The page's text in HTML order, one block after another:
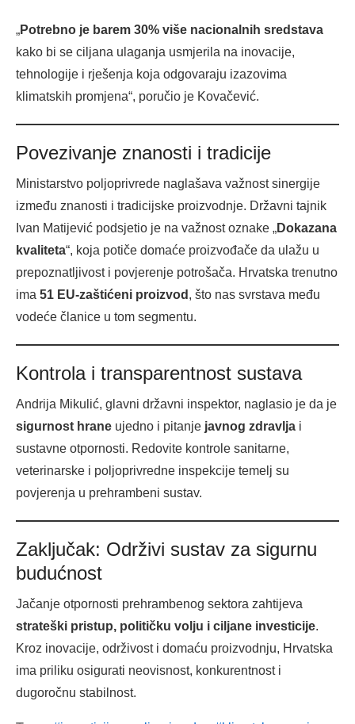
„Potrebno je barem 30% više nacionalnih sredstava
kako bi se ciljana ulaganja usmjerila na inovacije,
tehnologije i rješenja koja odgovaraju izazovima
klimatskih promjena“, poručio je Kovačević.
Povezivanje znanosti i tradicije
Ministarstvo poljoprivrede naglašava važnost sinergije
između znanosti i tradicijske proizvodnje. Državni tajnik
Ivan Matijević podsjetio je na važnost oznake „Dokazana
kvaliteta“, koja potiče domaće proizvođače da ulažu u
prepoznatljivost i povjerenje potrošača. Hrvatska trenutno
ima 51 EU-zaštićeni proizvod , što nas svrstava među
vodeće članice u tom segmentu.
Kontrola i transparentnost sustava
Andrija Mikulić, glavni državni inspektor, naglasio je da je
sigurnost hrane ujedno i pitanje javnog zdravlja i
sustavne otpornosti. Redovite kontrole sanitarne,
veterinarske i poljoprivredne inspekcije temelj su
povjerenja u prehrambeni sustav.
Zaključak: Održivi sustav za sigurnu
budućnost
Jačanje otpornosti prehrambenog sektora zahtijeva
strateški pristup, političku volju i ciljane investicije.
Kroz inovacije, održivost i domaću proizvodnju, Hrvatska
ima priliku osigurati neovisnost, konkurentnost i
dugoročnu stabilnost.